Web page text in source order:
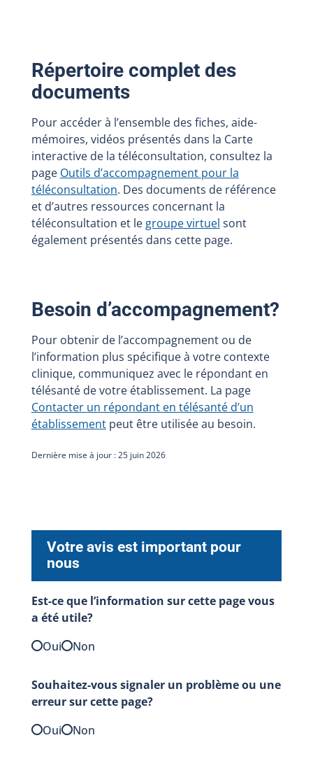
Répertoire complet des
documents
Pour accéder à l’ensemble des fiches, aide-
mémoires, vidéos présentés dans la Carte
interactive de la téléconsultation, consultez la
page Outils d’accompagnement pour la
téléconsultation. Des documents de référence
et d’autres ressources concernant la
téléconsultation et le groupe virtuel sont
également présentés dans cette page.
Besoin d’accompagnement?
Pour obtenir de l’accompagnement ou de
l’information plus spécifique à votre contexte
clinique, communiquez avec le répondant en
télésanté de votre établissement. La page
Contacter un répondant en télésanté d’un
établissementpeut être utilisée au besoin.
Dernière mise à jour : 25 juin 2026
Votre avis est important pour
nous
Est-ce que l’information sur cette page vous
a été utile?
Oui
Non
Souhaitez-vous signaler un problème ou une
erreur sur cette page?
Oui
Non